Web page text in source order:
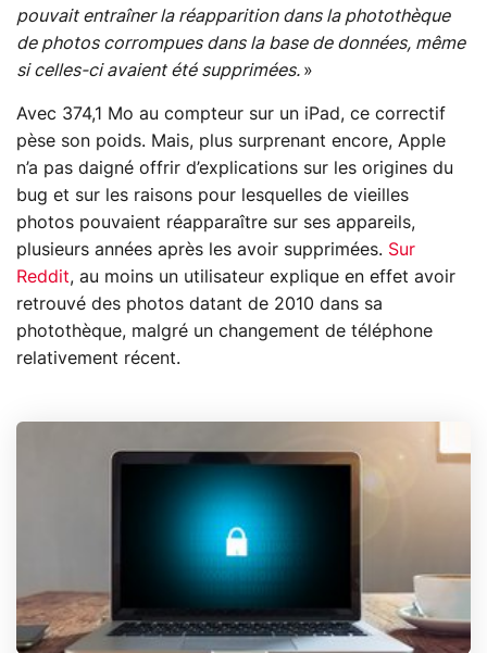
pouvait entraîner la réapparition dans la photothèque
de photos corrompues dans la base de données, même
si celles-ci avaient été supprimées. »
Avec 374,1 Mo au compteur sur un iPad, ce correctif
pèse son poids. Mais, plus surprenant encore, Apple
n’a pas daigné offrir d’explications sur les origines du
bug et sur les raisons pour lesquelles de vieilles
photos pouvaient réapparaître sur ses appareils,
plusieurs années après les avoir supprimées. Sur
Reddit, au moins un utilisateur explique en effet avoir
retrouvé des photos datant de 2010 dans sa
photothèque, malgré un changement de téléphone
relativement récent.